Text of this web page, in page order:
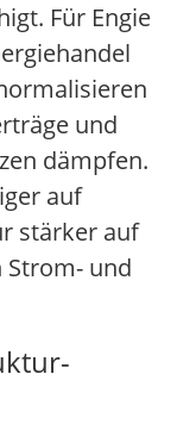
Für Engie
und
dämpfen.
auf
stärker auf
Strom- und